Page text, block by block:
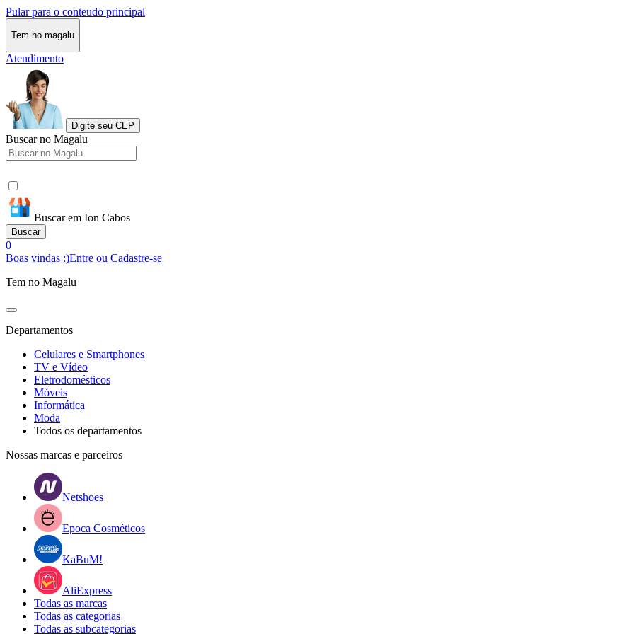
Pular para o conteudo principal
Tem no magalu
Atendimento
Digite seu CEP
Buscar no Magalu
Buscar em Ion Cabos
Buscar
0
Boas vindas :)Entre ou Cadastre-se
Tem no Magalu
Departamentos
Celulares e Smartphones
TV e Vídeo
Eletrodomésticos
Móveis
Informática
Moda
Todos os departamentos
Nossas marcas e parceiros
Netshoes
Epoca Cosméticos
KaBuM!
AliExpress
Todas as marcas
Todas as categorias
Todas as subcategorias